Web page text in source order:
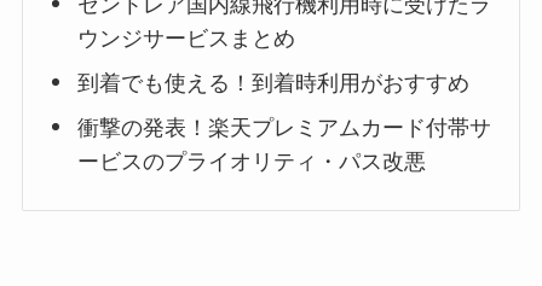
ウンジサービスまとめ
到着でも使える！到着時利用がおすすめ
衝撃の発表！楽天プレミアムカード付帯サ
ービスのプライオリティ・パス改悪